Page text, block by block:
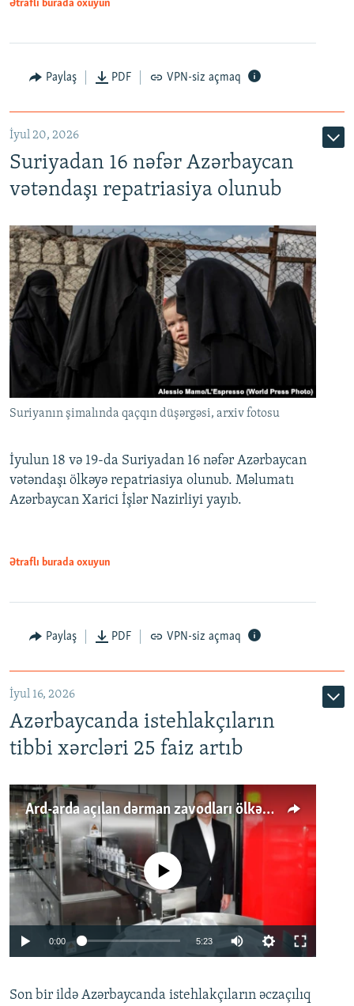
Auto
Ətraflı burada oxuyun
Paylaş PDF VPN-siz açmaq
İyul 20, 2026
Suriyadan 16 nəfər Azərbaycan
vətəndaşı repatriasiya olunub
Suriyanın şimalında qaçqın düşərgəsi, arxiv fotosu
İyulun 18 və 19-da Suriyadan 16 nəfər Azərbaycan
vətəndaşı ölkəyə repatriasiya olunub. Məlumatı
Azərbaycan Xarici İşlər Nazirliyi yayıb.
Ətraflı burada oxuyun
Paylaş PDF VPN-siz açmaq
İyul 16, 2026
Azərbaycanda istehlakçıların
tibbi xərcləri 25 faiz artıb
Ard-arda açılan dərman zavodları ölkənin tələbatını ödəyirmi?
No media source currently available
0:00 5:23
360p
Son bir ildə Azərbaycanda istehlakçıların əczaçılıq